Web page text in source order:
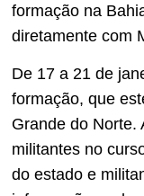
formação na
diretamente com
De 17 a 21 de
formação, que
Grande do Norte.
militantes no
do estado e